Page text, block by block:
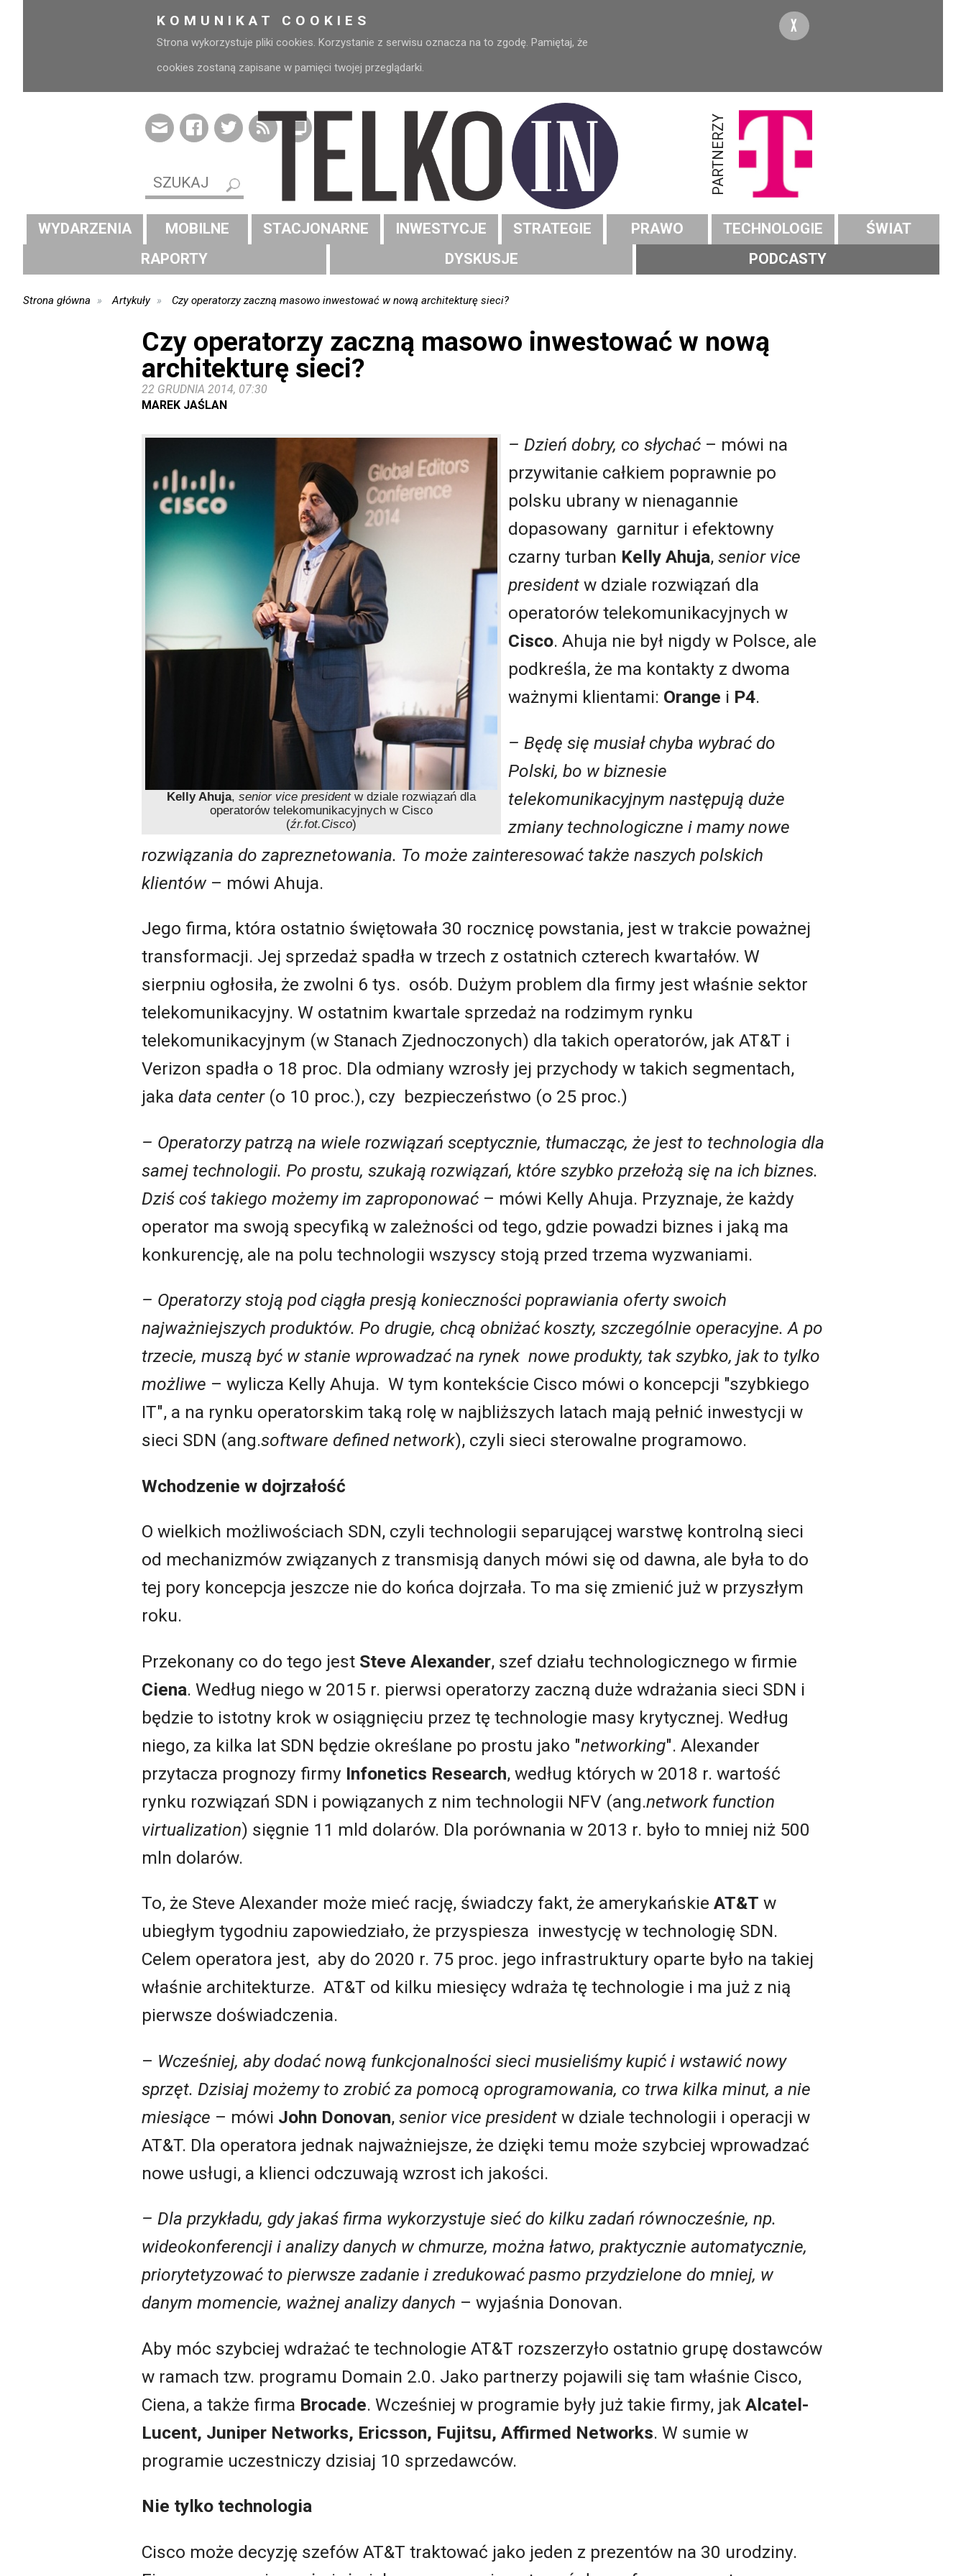
KOMUNIKAT COOKIES
Strona wykorzystuje pliki cookies. Korzystanie z serwisu oznacza na to zgodę. Pamiętaj, że
cookies zostaną zapisane w pamięci twojej przeglądarki.
X
PARTNERZY
WYDARZENIA MOBILNE STACJONARNE INWESTYCJE STRATEGIE PRAWO TECHNOLOGIE
ŚWIAT
RAPORTY
DYSKUSJE PODCASTY
Strona główna Artykuły Czy operatorzy zaczną masowo inwestować w nową architekturę sieci?
Czy operatorzy zaczną masowo inwestować w nową
architekturę sieci?
22 GRUDNIA 2014, 07:30
MAREK JAŚLAN
Kelly Ahuja, senior vice presidentw dziale rozwiązań dla
operatorów telekomunikacyjnych w Cisco
(źr.fot.Cisco)
– Dzień dobry, co słychać – mówi na
przywitanie całkiem poprawnie po
polsku ubrany w nienagannie
dopasowany garnitur i efektowny
czarny turban Kelly Ahuja, senior vice
president w dziale rozwiązań dla
operatorów telekomunikacyjnych w
Cisco. Ahuja nie był nigdy w Polsce, ale
podkreśla, że ma kontakty z dwoma
ważnymi klientami: Orange i P4.
– Będę się musiał chyba wybrać do
Polski, bo w biznesie
telekomunikacyjnym następują duże
zmiany technologiczne i mamy nowe
rozwiązania do zapreznetowania. To może zainteresować także naszych polskich
klientów– mówi Ahuja.
Jego firma, która ostatnio świętowała 30 rocznicę powstania, jest w trakcie poważnej
transformacji. Jej sprzedaż spadła w trzech z ostatnich czterech kwartałów. W
sierpniu ogłosiła, że zwolni 6 tys. osób. Dużym problem dla firmy jest właśnie sektor
telekomunikacyjny. W ostatnim kwartale sprzedaż na rodzimym rynku
telekomunikacyjnym (w Stanach Zjednoczonych) dla takich operatorów, jak AT&T i
Verizon spadła o 18 proc. Dla odmiany wzrosły jej przychody w takich segmentach,
jaka data center(o 10 proc.), czy bezpieczeństwo (o 25 proc.)
– Operatorzy patrzą na wiele rozwiązań sceptycznie, tłumacząc, że jest to technologia dla
samej technologii. Po prostu, szukają rozwiązań, które szybko przełożą się na ich biznes.
Dziś coś takiego możemy im zaproponować – mówi Kelly Ahuja. Przyznaje, że każdy
operator ma swoją specyfiką w zależności od tego, gdzie powadzi biznes i jaką ma
konkurencję, ale na polu technologii wszyscy stoją przed trzema wyzwaniami.
– Operatorzy stoją pod ciągła presją konieczności poprawiania oferty swoich
najważniejszych produktów. Po drugie, chcą obniżać koszty, szczególnie operacyjne. A po
trzecie, muszą być w stanie wprowadzać na rynek nowe produkty, tak szybko, jak to tylko
możliwe – wylicza Kelly Ahuja. W tym kontekście Cisco mówi o koncepcji "szybkiego
IT", a na rynku operatorskim taką rolę w najbliższych latach mają pełnić inwestycji w
sieci SDN (ang.software defined network), czyli sieci sterowalne programowo.
Wchodzenie w dojrzałość
O wielkich możliwościach SDN, czyli technologii separującej warstwę kontrolną sieci
od mechanizmów związanych z transmisją danych mówi się od dawna, ale była to do
tej pory koncepcja jeszcze nie do końca dojrzała. To ma się zmienić już w przyszłym
roku.
Przekonany co do tego jest Steve Alexander, szef działu technologicznego w firmie
Ciena. Według niego w 2015 r. pierwsi operatorzy zaczną duże wdrażania sieci SDN i
będzie to istotny krok w osiągnięciu przez tę technologie masy krytycznej. Według
niego, za kilka lat SDN będzie określane po prostu jako "networking". Alexander
przytacza prognozy firmy Infonetics Research, według których w 2018 r. wartość
rynku rozwiązań SDN i powiązanych z nim technologii NFV (ang.network function
virtualization) sięgnie 11 mld dolarów. Dla porównania w 2013 r. było to mniej niż 500
mln dolarów.
To, że Steve Alexander może mieć rację, świadczy fakt, że amerykańskie AT&T w
ubiegłym tygodniu zapowiedziało, że przyspiesza inwestycję w technologię SDN.
Celem operatora jest, aby do 2020 r. 75 proc. jego infrastruktury oparte było na takiej
właśnie architekturze. AT&T od kilku miesięcy wdraża tę technologie i ma już z nią
pierwsze doświadczenia.
– Wcześniej, aby dodać nową funkcjonalności sieci musieliśmy kupić i wstawić nowy
sprzęt. Dzisiaj możemy to zrobić za pomocą oprogramowania, co trwa kilka minut, a nie
miesiące – mówi John Donovan, senior vice president w dziale technologii i operacji w
AT&T. Dla operatora jednak najważniejsze, że dzięki temu może szybciej wprowadzać
nowe usługi, a klienci odczuwają wzrost ich jakości.
– Dla przykładu, gdy jakaś firma wykorzystuje sieć do kilku zadań równocześnie, np.
wideokonferencji i analizy danych w chmurze, można łatwo, praktycznie automatycznie,
priorytetyzować to pierwsze zadanie i zredukować pasmo przydzielone do mniej, w
danym momencie, ważnej analizy danych – wyjaśnia Donovan.
Aby móc szybciej wdrażać te technologie AT&T rozszerzyło ostatnio grupę dostawców
w ramach tzw. programu Domain 2.0. Jako partnerzy pojawili się tam właśnie Cisco,
Ciena, a także firma Brocade. Wcześniej w programie były już takie firmy, jak Alcatel-
Lucent, Juniper Networks, Ericsson, Fujitsu, Affirmed Networks. W sumie w
programie uczestniczy dzisiaj 10 sprzedawców.
Nie tylko technologia
Cisco może decyzję szefów AT&T traktować jako jeden z prezentów na 30 urodziny.